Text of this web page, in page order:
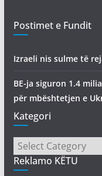
Postimet e Fundit
Izraeli nis sulme të
BE-ja siguron 1.4
për mbështetjen e
Kategori
Kategori
Reklamo KËTU